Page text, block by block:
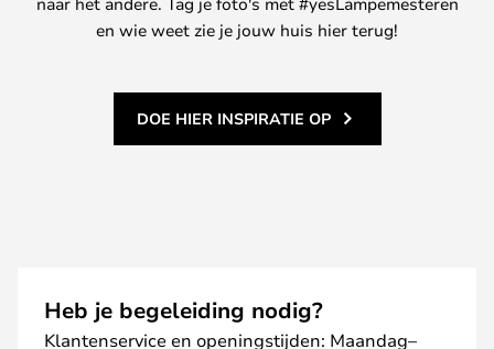
en wie weet zie je jouw huis hier terug!
DOE HIER INSPIRATIE OP
Heb je begeleiding nodig?
Klantenservice en openingstijden: Maandag–